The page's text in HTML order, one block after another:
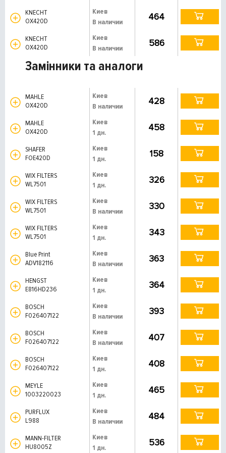
KNECHT
OX420D
Киев
В наличии
464
KNECHT
OX420D
Киев
В наличии
586
Замінники та аналоги
MAHLE
OX420D
Киев
В наличии
428
MAHLE
OX420D
Киев
1 дн.
458
SHAFER
FOE420D
Киев
1 дн.
158
WIX FILTERS
WL7501
Киев
1 дн.
326
WIX FILTERS
WL7501
Киев
В наличии
330
WIX FILTERS
WL7501
Киев
1 дн.
343
Blue Print
ADV182116
Киев
В наличии
363
HENGST
E816HD236
Киев
1 дн.
364
BOSCH
F026407122
Киев
В наличии
393
BOSCH
F026407122
Киев
В наличии
407
BOSCH
F026407122
Киев
1 дн.
408
MEYLE
1003220023
Киев
1 дн.
465
PURFLUX
L988
Киев
В наличии
484
MANN-FILTER
HU8005Z
Киев
1 дн.
536